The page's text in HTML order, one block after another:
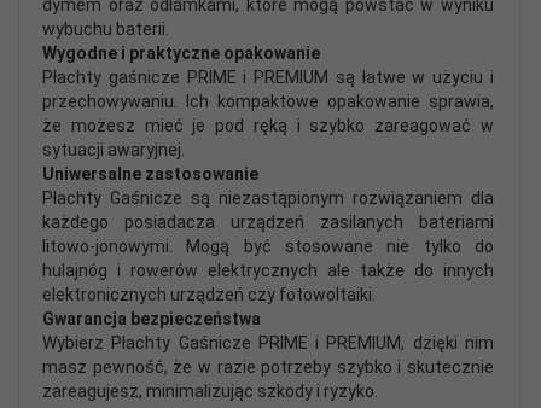
dymem oraz odłamkami, które mogą powstać w wyniku
wybuchu baterii.
Wygodne i praktyczne opakowanie
Płachty gaśnicze PRIME i PREMIUM są łatwe w użyciu i
przechowywaniu. Ich kompaktowe opakowanie sprawia,
że możesz mieć je pod ręką i szybko zareagować w
sytuacji awaryjnej.
Uniwersalne zastosowanie
Płachty Gaśnicze są niezastąpionym rozwiązaniem dla
każdego posiadacza urządzeń zasilanych bateriami
litowo-jonowymi. Mogą być stosowane nie tylko do
hulajnóg i rowerów elektrycznych ale także do innych
elektronicznych urządzeń czy fotowoltaiki.
Gwarancja bezpieczeństwa
Wybierz Płachty Gaśnicze PRIME i PREMIUM, dzięki nim
masz pewność, że w razie potrzeby szybko i skutecznie
zareagujesz, minimalizując szkody i ryzyko.